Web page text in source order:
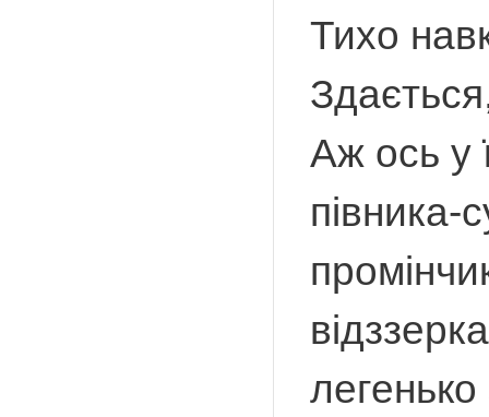
Тихо
Аж ось у
легенько